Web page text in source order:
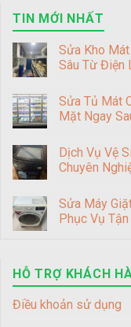
TIN MỚI NHẤT
Sửa Kho
Sâu Từ Điện
Sửa Tủ Mát
Mặt Ngay
Dịch Vụ Vệ
Chuyên
Sửa Máy
Phục Vụ
HỖ TRỢ KHÁCH
Điều khoản sử dụng